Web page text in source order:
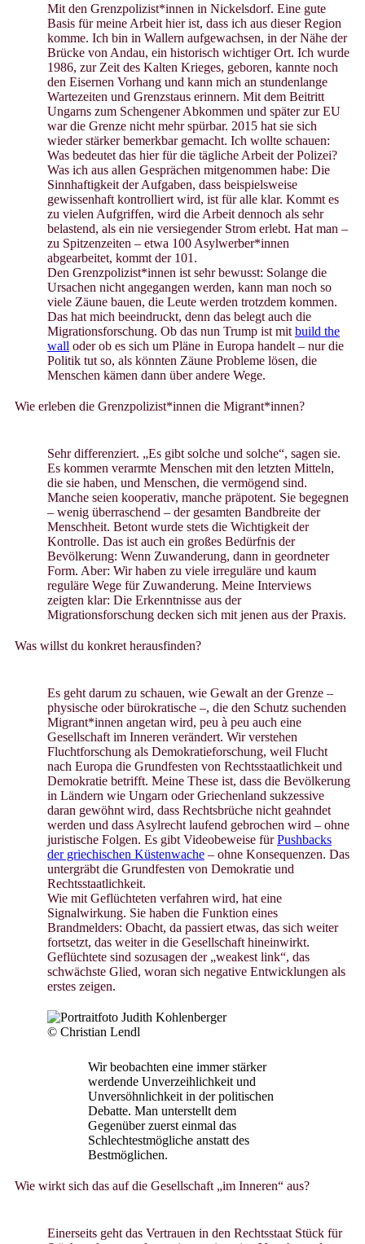
Mit den Grenzpolizist*innen in Nickelsdorf. Eine gute
Basis für meine Arbeit hier ist, dass ich aus dieser Region
komme. Ich bin in Wallern aufgewachsen, in der Nähe der
Brücke von Andau, ein historisch wichtiger Ort. Ich wurde
1986, zur Zeit des Kalten Krieges, geboren, kannte noch
den Eisernen Vorhang und kann mich an stundenlange
Wartezeiten und Grenzstaus erinnern. Mit dem Beitritt
Ungarns zum Schengener Abkommen und später zur EU
war die Grenze nicht mehr spürbar. 2015 hat sie sich
wieder stärker bemerkbar gemacht. Ich wollte schauen:
Was bedeutet das hier für die tägliche Arbeit der Polizei?
Was ich aus allen Gesprächen mitgenommen habe: Die
Sinnhaftigkeit der Aufgaben, dass beispielsweise
gewissenhaft kontrolliert wird, ist für alle klar. Kommt es
zu vielen Aufgriffen, wird die Arbeit dennoch als sehr
belastend, als ein nie versiegender Strom erlebt. Hat man –
zu Spitzenzeiten – etwa 100 Asylwerber*innen
abgearbeitet, kommt der 101.
Den Grenzpolizist*innen ist sehr bewusst: Solange die
Ursachen nicht angegangen werden, kann man noch so
viele Zäune bauen, die Leute werden trotzdem kommen.
Das hat mich beeindruckt, denn das belegt auch die
Migrationsforschung. Ob das nun Trump ist mit build the
wall oder ob es sich um Pläne in Europa handelt – nur die
Politik tut so, als könnten Zäune Probleme lösen, die
Menschen kämen dann über andere Wege.
Wie erleben die Grenzpolizist*innen die Migrant*innen?
Sehr differenziert. „Es gibt solche und solche“, sagen sie.
Es kommen verarmte Menschen mit den letzten Mitteln,
die sie haben, und Menschen, die vermögend sind.
Manche seien kooperativ, manche präpotent. Sie begegnen
– wenig überraschend – der gesamten Bandbreite der
Menschheit. Betont wurde stets die Wichtigkeit der
Kontrolle. Das ist auch ein großes Bedürfnis der
Bevölkerung: Wenn Zuwanderung, dann in geordneter
Form. Aber: Wir haben zu viele irreguläre und kaum
reguläre Wege für Zuwanderung. Meine Interviews
zeigten klar: Die Erkenntnisse aus der
Migrationsforschung decken sich mit jenen aus der Praxis.
Was willst du konkret herausfinden?
Es geht darum zu schauen, wie Gewalt an der Grenze –
physische oder bürokratische –, die den Schutz suchenden
Migrant*innen angetan wird, peu à peu auch eine
Gesellschaft im Inneren verändert. Wir verstehen
Fluchtforschung als Demokratieforschung, weil Flucht
nach Europa die Grundfesten von Rechtsstaatlichkeit und
Demokratie betrifft. Meine These ist, dass die Bevölkerung
in Ländern wie Ungarn oder Griechenland sukzessive
daran gewöhnt wird, dass Rechtsbrüche nicht geahndet
werden und dass Asylrecht laufend gebrochen wird – ohne
juristische Folgen. Es gibt Videobeweise fürPushbacks
der griechischen Küstenwache – ohne Konsequenzen. Das
untergräbt die Grundfesten von Demokratie und
Rechtsstaatlichkeit.
Wie mit Geflüchteten verfahren wird, hat eine
Signalwirkung. Sie haben die Funktion eines
Brandmelders: Obacht, da passiert etwas, das sich weiter
fortsetzt, das weiter in die Gesellschaft hineinwirkt.
Geflüchtete sind sozusagen der „weakest link“, das
schwächste Glied, woran sich negative Entwicklungen als
erstes zeigen.
© Christian Lendl
Wir beobachten eine immer stärker
werdende Unverzeihlichkeit und
Unversöhnlichkeit in der politischen
Debatte. Man unterstellt dem
Gegenüber zuerst einmal das
Schlechtestmögliche anstatt des
Bestmöglichen.
Wie wirkt sich das auf die Gesellschaft „im Inneren“ aus?
Einerseits geht das Vertrauen in den Rechtsstaat Stück für